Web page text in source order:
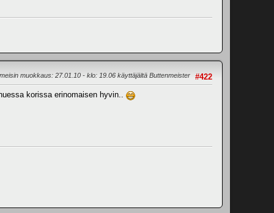
#422
muokkaus: 27.01.10 - klo: 19.06 käyttäjältä Buttenmeister
korissa erinomaisen hyvin..